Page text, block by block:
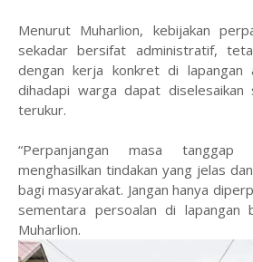
Menurut Muharlion, kebijakan
sekadar bersifat administratif,
dengan kerja konkret di lapangan
dihadapi warga dapat diselesaikan
terukur.
“Perpanjangan masa
menghasilkan tindakan yang jelas
bagi masyarakat. Jangan hanya
sementara persoalan di lapangan
Muharlion.